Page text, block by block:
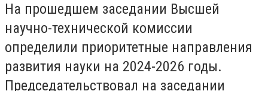
На прошедшем заседании Высшей
научно-технической комиссии
определили приоритетные направления
развития науки на 2024-2026 годы.
Председательствовал на заседании